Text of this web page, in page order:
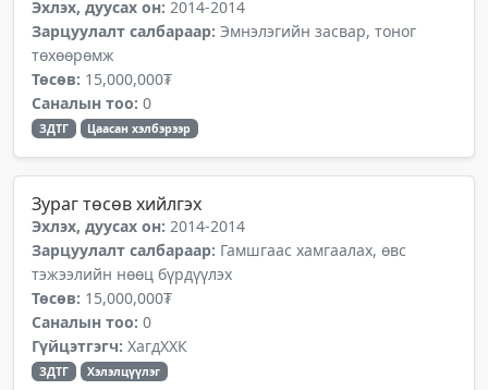
Эхлэх, дуусах он: 2014-2014
Зарцуулалт салбараар: Эмнэлэгийн засвар, тоног
төхөөрөмж
Төсөв: 15,000,000₮
Саналын тоо: 0
ЗДТГ Цаасан хэлбэрээр
Зураг төсөв хийлгэх
Эхлэх, дуусах он: 2014-2014
Зарцуулалт салбараар: Гамшгаас хамгаалах, өвс
тэжээлийн нөөц бүрдүүлэх
Төсөв: 15,000,000₮
Саналын тоо: 0
Гүйцэтгэгч: ХагдХХК
ЗДТГ Хэлэлцүүлэг